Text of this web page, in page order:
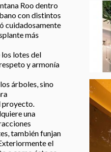
Roo dentro
con distintos
cuidadosamente
más
los lotes del
y armonía
árboles, sino
proyecto.
una
también funjan
el